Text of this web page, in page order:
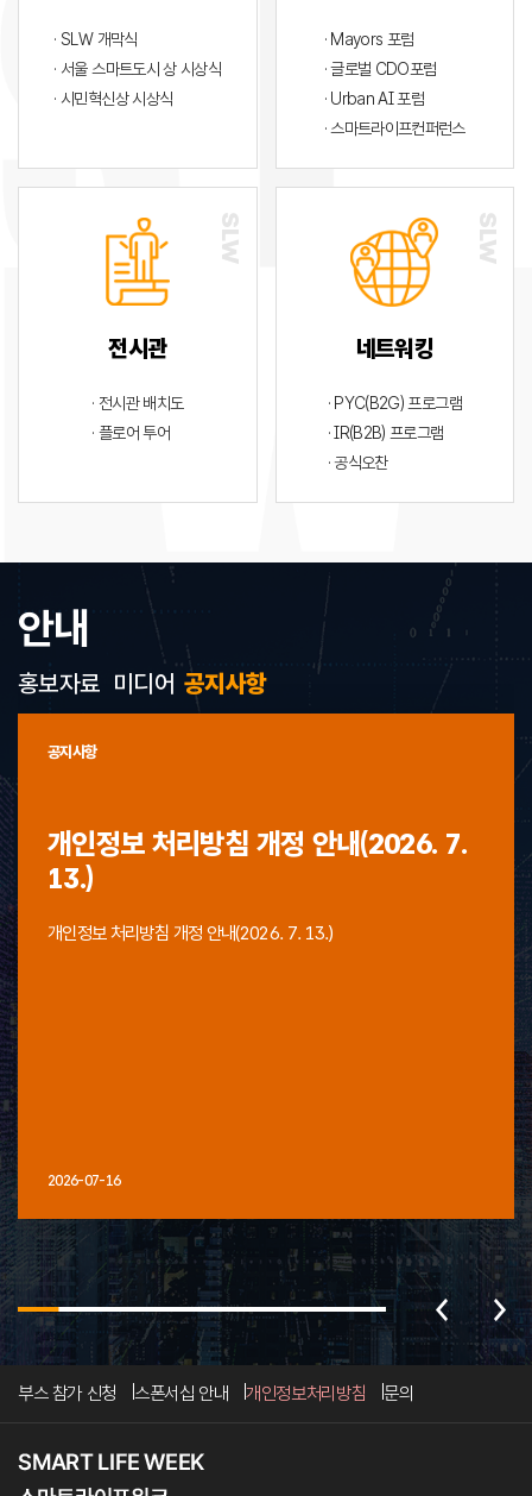
· SLW 개막식
· 서울 스마트도시 상 시상식
· 시민혁신상 시상식
· Mayors 포럼
· 글로벌 CDO포럼
· Urban AI 포럼
· 스마트라이프컨퍼런스
전시관
· 전시관 배치도
· 플로어 투어
네트워킹
· PYC(B2G) 프로그램
· IR(B2B) 프로그램
· 공식오찬
안내
공지사항
공지사항
개인정보 처리방침 개정 안내(2026. 7.
13.)
개인정보 처리방침 개정 안내(2026. 7. 13.)
2026-07-16
홍보자료 미디어
부스 참가 신청 스폰서십 안내 개인정보처리방침 문의